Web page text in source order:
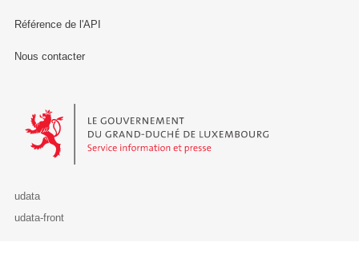
Référence de l'API
Nous contacter
Le Gouvernement du Grand-Duché de Luxembourg - Service
udata
udata-front